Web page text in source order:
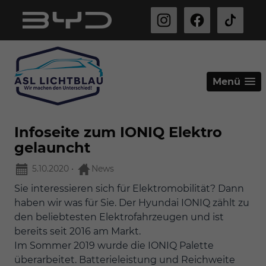
Menü
Infoseite zum IONIQ Elektro
gelauncht
5.10.2020 • News
Sie interessieren sich für Elektromobilität? Dann
haben wir was für Sie. Der Hyundai IONIQ zählt zu
den beliebtesten Elektrofahrzeugen und ist
bereits seit 2016 am Markt.
Im Sommer 2019 wurde die IONIQ Palette
überarbeitet. Batterieleistung und Reichweite